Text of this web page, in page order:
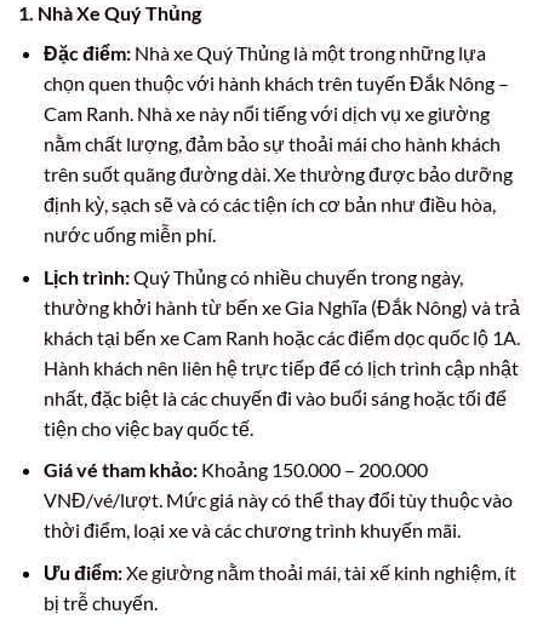
1. Nhà Xe Quý Thủng
Đặc điểm:Nhà xe Quý Thủng là một trong những lựa
chọn quen thuộc với hành khách trên tuyến Đắk Nông –
Cam Ranh. Nhà xe này nổi tiếng với dịch vụ xe giường
nằm chất lượng, đảm bảo sự thoải mái cho hành khách
trên suốt quãng đường dài. Xe thường được bảo dưỡng
định kỳ, sạch sẽ và có các tiện ích cơ bản như điều hòa,
nước uống miễn phí.
Lịch trình:Quý Thủng có nhiều chuyến trong ngày,
thường khởi hành từ bến xe Gia Nghĩa (Đắk Nông) và trả
khách tại bến xe Cam Ranh hoặc các điểm dọc quốc lộ 1A.
Hành khách nên liên hệ trực tiếp để có lịch trình cập nhật
nhất, đặc biệt là các chuyến đi vào buổi sáng hoặc tối để
tiện cho việc bay quốc tế.
Giá vé tham khảo:Khoảng 150.000 – 200.000
VNĐ/vé/lượt. Mức giá này có thể thay đổi tùy thuộc vào
thời điểm, loại xe và các chương trình khuyến mãi.
Ưu điểm:Xe giường nằm thoải mái, tài xế kinh nghiệm, ít
bị trễ chuyến.